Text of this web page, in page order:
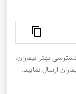
بهتر بیماران،
ارسال نمایید.